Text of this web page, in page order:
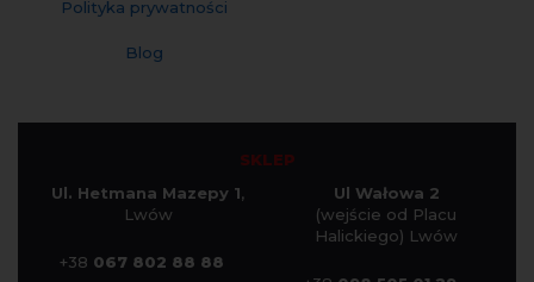
Polityka prywatności
Blog
SKLEP
Ul. Hetmana Mazepy 1,
Lwów
+38 067 802 88 88
Ul Wałowa 2
(wejście od Placu
Halickiego) Lwów